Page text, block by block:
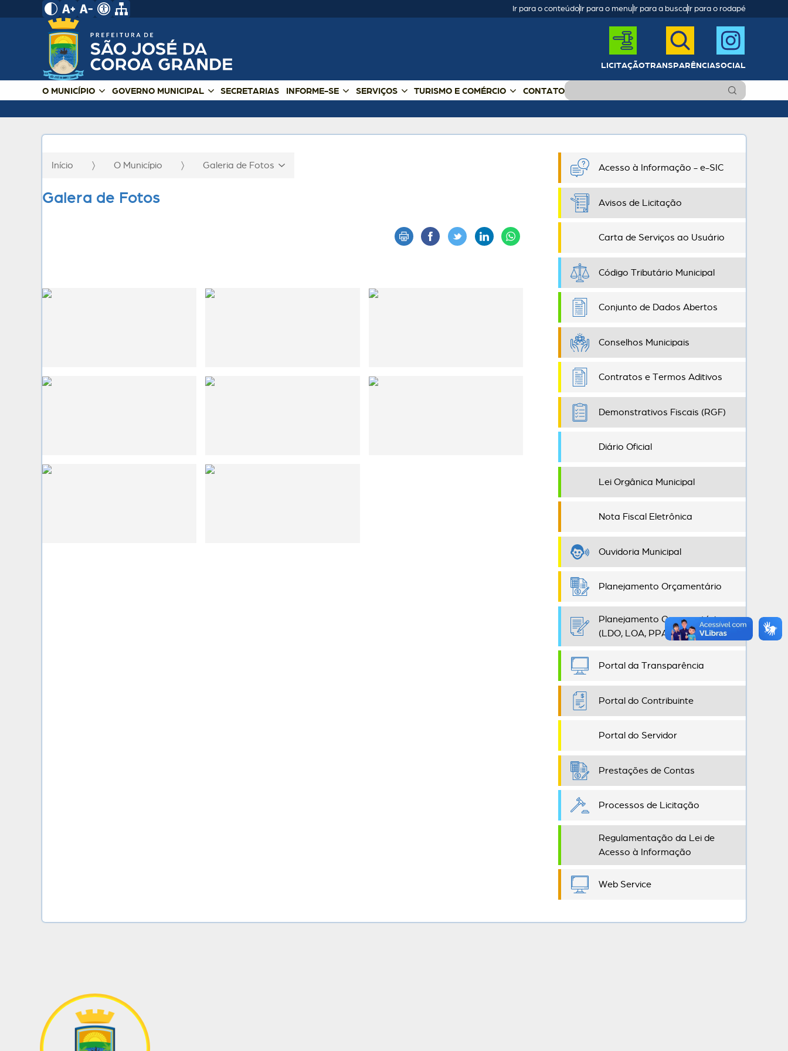
Ir para o conteúdoIr para o menu Ir para a buscaIr para o rodapé
LICITAÇÃOTRANSPARÊNCIASOCIAL
O MUNICÍPIO GOVERNO MUNICIPAL SECRETARIAS INFORME-SE SERVIÇOS TURISMO E COMÉRCIO CONTATO
Início O Município Galeria de Fotos
Galera de Fotos
Acesso à Informação - e-SIC
Avisos de Licitação
Carta de Serviços ao Usuário
Código Tributário Municipal
Conjunto de Dados Abertos
Conselhos Municipais
Contratos e Termos Aditivos
Demonstrativos Fiscais (RGF)
Diário Oficial
Lei Orgânica Municipal
Nota Fiscal Eletrônica
Ouvidoria Municipal
Planejamento Orçamentário
Planejamento Orçamentário
(LDO, LOA, PPA)
Portal da Transparência
Portal do Contribuinte
Portal do Servidor
Prestações de Contas
Processos de Licitação
Regulamentação da Lei de
Acesso à Informação
Web Service